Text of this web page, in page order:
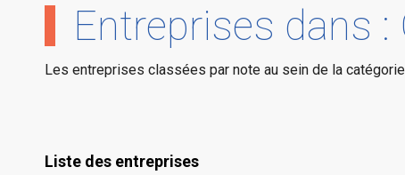
Entreprises dans
Les entreprises classées par note au sein de la
Liste des entreprises